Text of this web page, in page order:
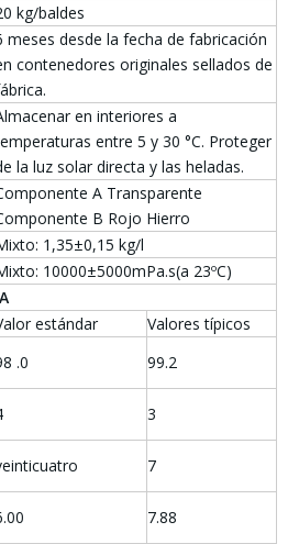
kg/baldes
meses desde la fecha de fabricación
contenedores originales sellados de
en interiores a
entre 5 y 30 °C. Proteger
la luz solar directa y las heladas.
A Transparente
B Rojo Hierro
1,35±0,15 kg/l
10000±5000mPa.s(a 23ºC)
estándar
Valores típicos
.0
99.2
3
7
7.88